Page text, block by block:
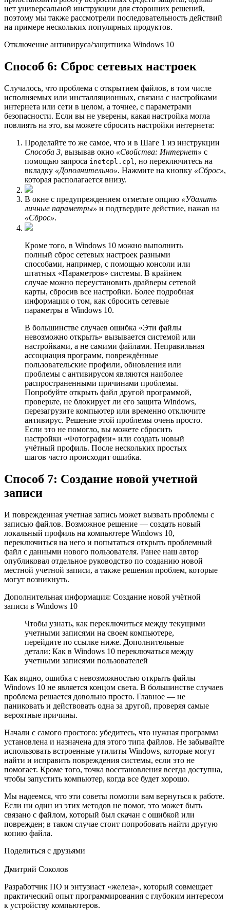
нет универсальной инструкции для сторонних решений,
поэтому мы также рассмотрели последовательность действий
на примере нескольких популярных продуктов.
Отключение антивируса/защитника Windows 10
Способ 6: Сброс сетевых настроек
Случалось, что проблема с открытием файлов, в том числе
исполняемых или инсталляционных, связана с настройками
интернета или сети в целом, а точнее, с параметрами
безопасности. Если вы не уверены, какая настройка могла
повлиять на это, вы можете сбросить настройки интернета:
Проделайте то же самое, что и в Шаге 1 из инструкции
Способа 3, вызывав окно «Свойства: Интернет» с
помощью запроса inetcpl.cpl , но переключитесь на
вкладку «Дополнительно». Нажмите на кнопку «Сброс»,
которая располагается внизу.
В окне с предупреждением отметьте опцию «Удалить
личные параметры» и подтвердите действие, нажав на
«Сброс».
Кроме того, в Windows 10 можно выполнить
полный сброс сетевых настроек разными
способами, например, с помощью консоли или
штатных «Параметров» системы. В крайнем
случае можно переустановить драйверы сетевой
карты, сбросив все настройки. Более подробная
информация о том, как сбросить сетевые
параметры в Windows 10.
В большинстве случаев ошибка «Эти файлы
невозможно открыть» вызывается системой или
настройками, а не самими файлами. Неправильная
ассоциация программ, повреждённые
пользовательские профили, обновления или
проблемы с антивирусом являются наиболее
распространенными причинами проблемы.
Попробуйте открыть файл другой программой,
проверьте, не блокирует ли его защита Windows,
перезагрузите компьютер или временно отключите
антивирус. Решение этой проблемы очень просто.
Если это не помогло, вы можете сбросить
настройки «Фотографии» или создать новый
учётный профиль. После нескольких простых
шагов часто происходит ошибка.
Способ 7: Создание новой учетной
записи
И поврежденная учетная запись может вызвать проблемы с
записью файлов. Возможное решение — создать новый
локальный профиль на компьютере Windows 10,
переключиться на него и попытаться открыть проблемный
файл с данными нового пользователя. Ранее наш автор
опубликовал отдельное руководство по созданию новой
местной учетной записи, а также решения проблем, которые
могут возникнуть.
Дополнительная информация: Создание новой учётной
записи в Windows 10
Чтобы узнать, как переключиться между текущими
учетными записями на своем компьютере,
перейдите по ссылке ниже. Дополнительные
детали: Как в Windows 10 переключаться между
учетными записями пользователей
Как видно, ошибка с невозможностью открыть файлы
Windows 10 не является концом света. В большинстве случаев
проблема решается довольно просто. Главное — не
паниковать и действовать одна за другой, проверяя самые
вероятные причины.
Начали с самого простого: убедитесь, что нужная программа
установлена и назначена для этого типа файлов. Не забывайте
использовать встроенные утилиты Windows, которые могут
найти и исправить повреждения системы, если это не
помогает. Кроме того, точка восстановления всегда доступна,
чтобы запустить компьютер, когда все будет хорошо.
Мы надеемся, что эти советы помогли вам вернуться к работе.
Если ни один из этих методов не помог, это может быть
связано с файлом, который был скачан с ошибкой или
поврежден; в таком случае стоит попробовать найти другую
копию файла.
Поделиться с друзьями
Дмитрий Соколов
Разработчик ПО и энтузиаст «железа», который совмещает
практический опыт программирования с глубоким интересом
к устройству компьютеров.